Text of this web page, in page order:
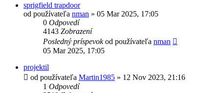
sprigfield trapdoor
od používateľa nman » 05 Mar 2025, 17:05
0 Odpovedí
4143 Zobrazení
Posledný príspevokod používateľa nman
05 Mar 2025, 17:05
projektil
od používateľa Martin1985 » 12 Nov 2023, 21:16
1 Odpovedí